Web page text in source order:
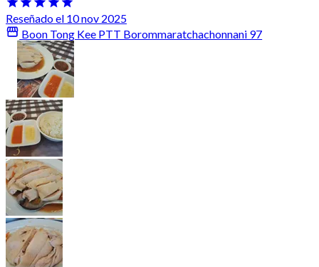
Reseñado el 10 nov 2025
Boon Tong Kee PTT Borommaratchachonnani 97